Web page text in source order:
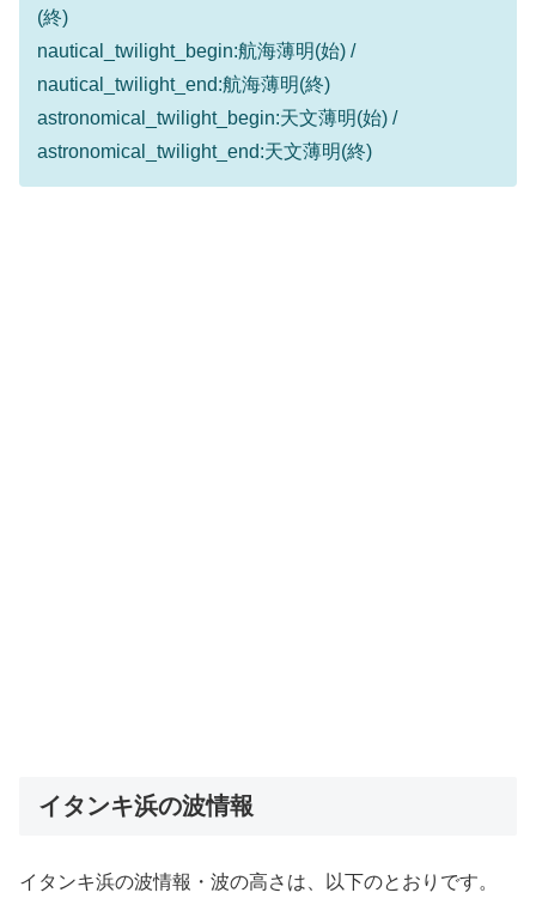
(終)
nautical_twilight_begin:航海薄明(始) /
nautical_twilight_end:航海薄明(終)
astronomical_twilight_begin:天文薄明(始) /
astronomical_twilight_end:天文薄明(終)
イタンキ浜の波情報
イタンキ浜の波情報・波の高さは、以下のとおりです。